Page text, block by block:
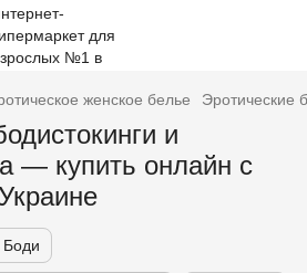
женское белье Эротические
и
— купить онлайн с
Боди